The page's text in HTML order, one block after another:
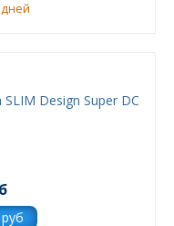
Design Super DC